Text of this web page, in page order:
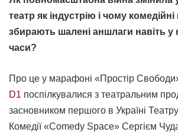
театр як індустрію і чому
збирають шалені аншлаги навіть у
часи?
Про це у марафоні «Простір
D1 поспілкувалися з театральним
засновником першого в Україні
Комедії «Comedy Space» Сергієм